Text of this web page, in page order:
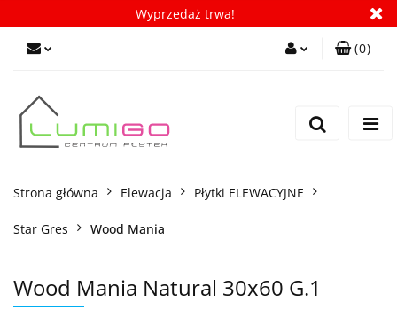
Wyprzedaż trwa!
(0)
Strona główna Elewacja Płytki ELEWACYJNE
Star Gres Wood Mania
Wood Mania Natural 30x60 G.1